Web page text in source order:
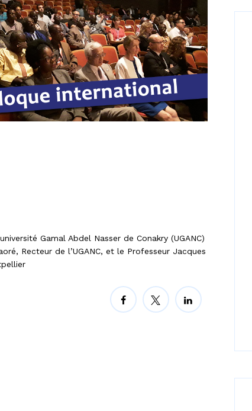
Gamal Abdel Nasser de Conakry (UGANC)
Recteur de l’UGANC, et le Professeur Jacques